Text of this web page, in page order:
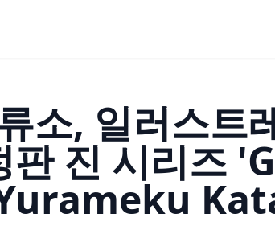
소, 일러스트
판 진 시리즈